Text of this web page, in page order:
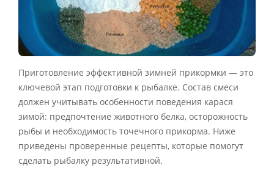
Приготовление эффективной зимней прикормки — это
ключевой этап подготовки к рыбалке. Состав смеси
должен учитывать особенности поведения карася
зимой: предпочтение животного белка, осторожность
рыбы и необходимость точечного прикорма. Ниже
приведены проверенные рецепты, которые помогут
сделать рыбалку результативной.